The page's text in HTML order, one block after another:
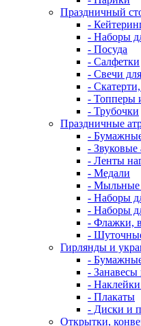
Праздничный
-
- Наборы
- Посуда
- Салфетки
- Свечи
-
- Топперы
- Трубочки
Праздничные
-
- Звуковые
- Ленты
- Медали
- Мыльные
- Наборы
- Наборы
- Флажки,
-
Гирлянды и
-
-
-
- Плакаты
- Диски и
Открытки,